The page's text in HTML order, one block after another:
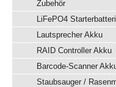
Zubehör
LiFePO4
Lautsprecher Akku
RAID Controller Akku
Barcode-Scanner
Staubsauger /